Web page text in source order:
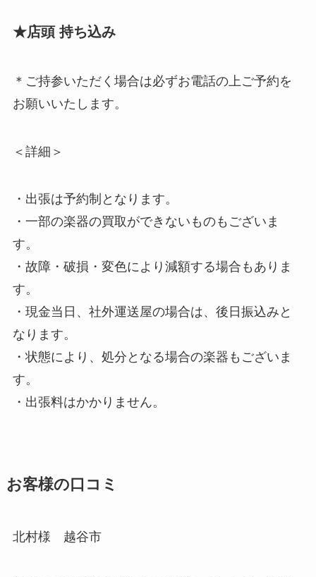
★店頭 持ち込み
＊ご持参いただく場合は必ずお電話の上ご予約を
お願いいたします。
＜詳細＞
・出張は予約制となります。
・一部の楽器の買取ができないものもございま
す。
・故障・破損・変色により減額する場合もありま
す。
・現金当日、社外運送屋の場合は、後日振込みと
なります。
・状態により、処分となる場合の楽器もございま
す。
・出張料はかかりません。
お客様の口コミ
北村様 越谷市